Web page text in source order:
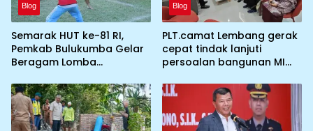
Blog
Semarak HUT ke-81 RI,
Pemkab Bulukumba Gelar
Beragam Lomba
Olahraga
Blog
PLT.camat Lembang gerak
cepat tindak lanjuti
persoalan bangunan MI